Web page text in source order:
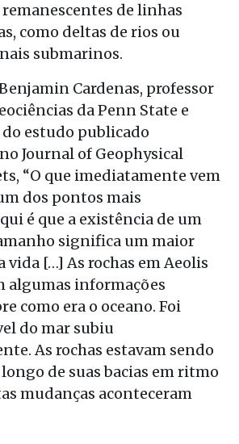
de linhas
como deltas de rios ou
submarinos.
Cardenas, professor
da Penn State e
estudo publicado
Journal of Geophysical
“O que imediatamente vem
dos pontos mais
é que a existência de um
significa um maior
vida […] As rochas em Aeolis
algumas informações
como era o oceano. Foi
do mar subiu
As rochas estavam sendo
de suas bacias em ritmo
mudanças aconteceram